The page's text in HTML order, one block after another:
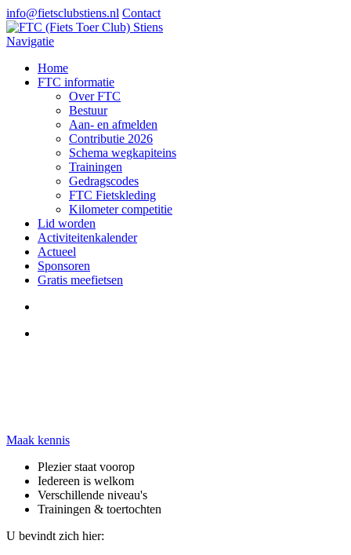
info@fietsclubstiens.nl Contact
Navigatie
Home
FTC informatie
Over FTC
Bestuur
Aan- en afmelden
Contributie 2026
Schema wegkapiteins
Trainingen
Gedragscodes
FTC Fietskleding
Kilometer competitie
Lid worden
Activiteitenkalender
Actueel
Sponsoren
Gratis meefietsen
Maak kennis
Plezier staat voorop
Iedereen is welkom
Verschillende niveau's
Trainingen & toertochten
U bevindt zich hier: